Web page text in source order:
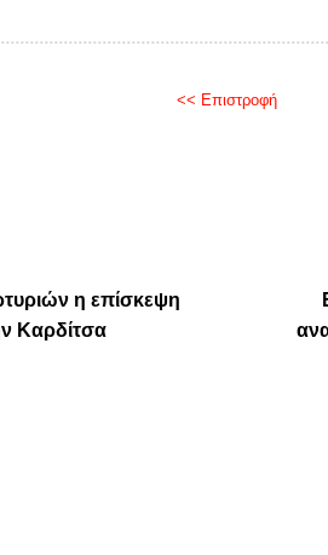
<< Επιστροφή
η επίσκεψη
Καρδίτσα